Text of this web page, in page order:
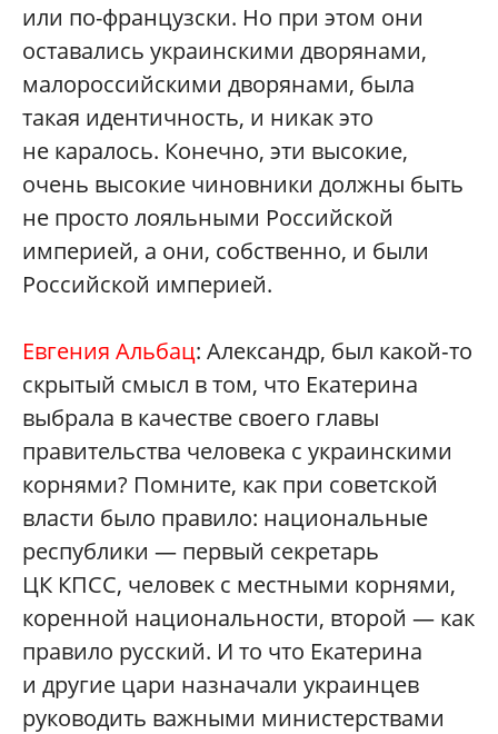
или по-французски. Но при этом они
оставались украинскими дворянами,
малороссийскими дворянами, была
такая идентичность, и никак это
не каралось. Конечно, эти высокие,
очень высокие чиновники должны быть
не просто лояльными Российской
империей, а они, собственно, и были
Российской империей.
Евгения Альбац: Александр, был какой‑то
скрытый смысл в том, что Екатерина
выбрала в качестве своего главы
правительства человека с украинскими
корнями? Помните, как при советской
власти было правило: национальные
республики — первый секретарь
ЦК КПСС, человек с местными корнями,
коренной национальности, второй — как
правило русский. И то что Екатерина
и другие цари назначали украинцев
руководить важными министерствами